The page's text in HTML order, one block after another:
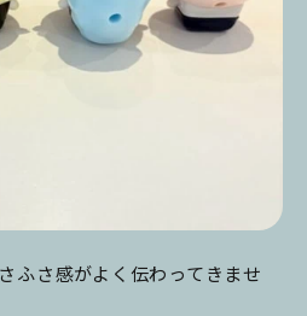
ふさ感がよく伝わってきませ